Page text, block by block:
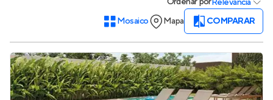
Relevância
Mosaico
Mapa COMPARAR